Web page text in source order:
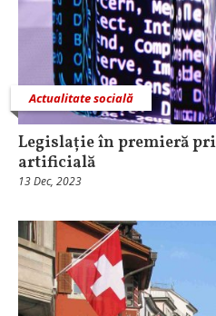
Actualitate socială
Legislație în premieră
artificială
13 Dec, 2023